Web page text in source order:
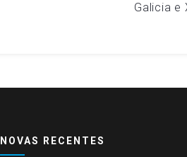
Galicia e
NOVAS RECENTES